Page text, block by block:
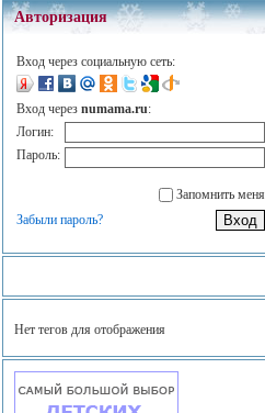
Авторизация
Вход через социальную сеть:
Вход через numama.ru:
Логин:
Пароль:
Запомнить меня
Забыли пароль?
Нет тегов для отображения